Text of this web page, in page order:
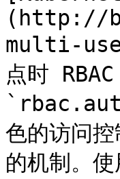
(http://
multi-
点时
色的访问
的机制。